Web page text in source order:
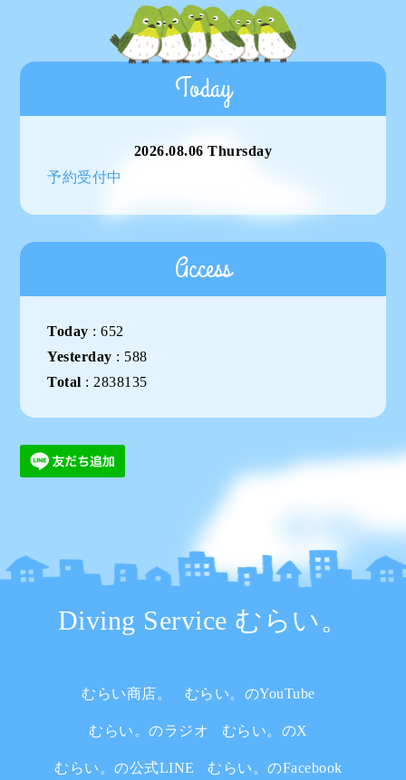
Today
2026.08.06 Thursday
予約受付中
Access
Today :652
Yesterday : 588
Total : 2838135
Diving Service むらい。
むらい商店。 むらい。のYouTube
むらい。のラジオ むらい。のX
むらい。の公式LINE むらい。のFacebook